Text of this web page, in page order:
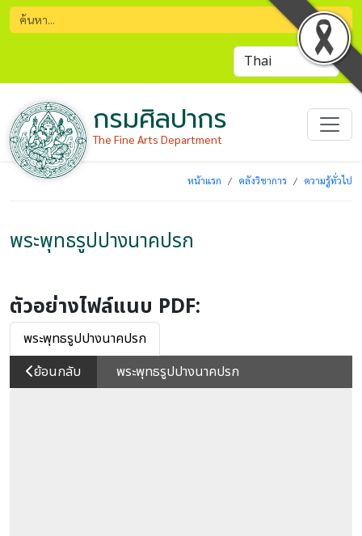
กรมศิลปากร
The Fine Arts Department
หน้าแรก คลังวิชาการ ความรู้ทั่วไป
พระพุทธรูปปางนาคปรก
ตัวอย่างไฟล์แนบ PDF:
พระพุทธรูปปางนาคปรก
ย้อนกลับ
พระพุทธรูปปางนาคปรก